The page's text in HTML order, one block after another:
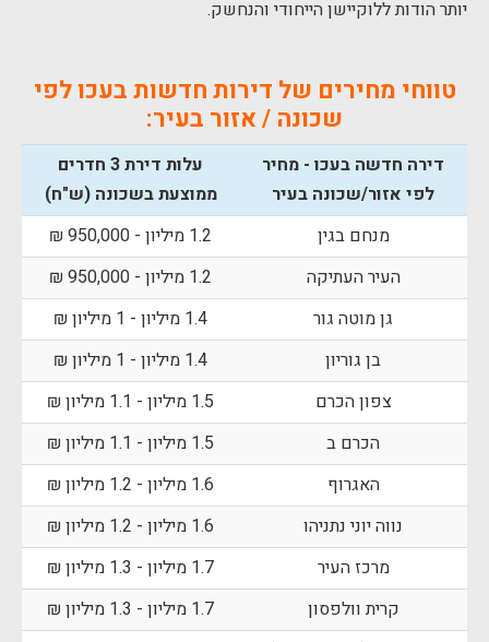
יותר הודות ללוקיישן הייחודי והנחשק.
טווחי מחירים של דירות חדשות בעכו לפי
שכונה / אזור בעיר:
דירה חדשה בעכו - מחיר
לפי אזור/שכונה בעיר
עלות דירת 3 חדרים
ממוצעת בשכונה (ש"ח)
מנחם בגין
1.2 מיליון - 950,000 ₪
העיר העתיקה
1.2 מיליון - 950,000 ₪
גן מוטה גור
1.4 מיליון - 1 מיליון ₪
בן גוריון
1.4 מיליון - 1 מיליון ₪
צפון הכרם
1.5 מיליון - 1.1 מיליון ₪
הכרם ב
1.5 מיליון - 1.1 מיליון ₪
האגרוף
1.6 מיליון - 1.2 מיליון ₪
נווה יוני נתניהו
1.6 מיליון - 1.2 מיליון ₪
מרכז העיר
1.7 מיליון - 1.3 מיליון ₪
קרית וולפסון
1.7 מיליון - 1.3 מיליון ₪